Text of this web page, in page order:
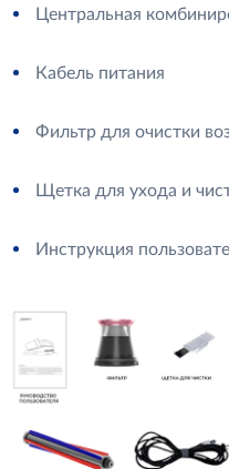
Центральная
Кабель питания
Фильтр для очистки
Щетка для ухода и
Инструкция